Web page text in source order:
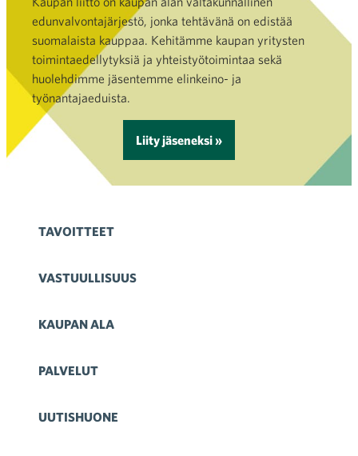
edunvalvontajärjestö, jonka tehtävänä on edistää
suomalaista kauppaa. Kehitämme kaupan yritysten
toimintaedellytyksiä ja yhteistyötoimintaa sekä
huolehdimme jäsentemme elinkeino- ja
työnantajaeduista.
Liity jäseneksi »
TAVOITTEET
VASTUULLISUUS
KAUPAN ALA
PALVELUT
UUTISHUONE